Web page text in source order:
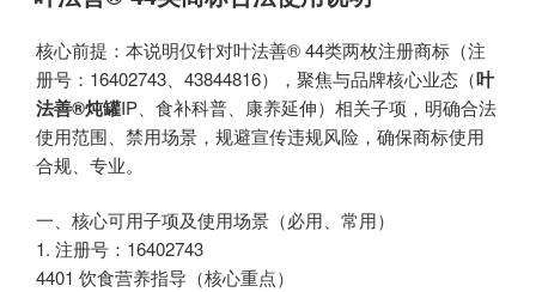
于
核心前提：本说明仅针对叶法善® 44类两枚注册商标（注
册号：16402743、43844816），聚焦与品牌核心业态（叶
法善®炖罐IP、食补科普、康养延伸）相关子项，明确合法
使用范围、禁用场景，规避宣传违规风险，确保商标使用
合规、专业。
一、核心可用子项及使用场景（必用、常用）
1. 注册号：16402743
4401 饮食营养指导（核心重点）